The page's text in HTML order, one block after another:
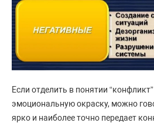
Если отделить в понятии
эмоциональную окраску, можно
ярко и наиболее точно передает